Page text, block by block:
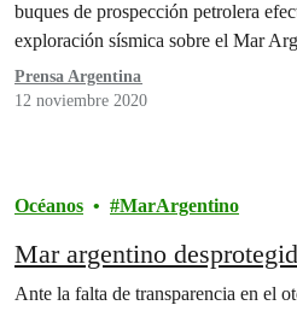
buques de prospección petrolera
exploración sísmica sobre el Mar
Prensa Argentina
12 noviembre 2020
Océanos MarArgentino
Mar argentino
Ante la falta de transparencia en el